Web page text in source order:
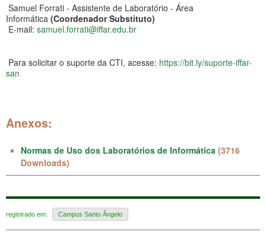
Samuel Forrati - Assistente de Laboratório - Área
Informática (Coordenador Substituto)
E-mail: samuel.forrati@iffar.edu.br
Para solicitar o suporte da CTI, acesse: https://bit.ly/suporte-iffar-
san
Anexos:
Normas de Uso dos Laboratórios de Informática (3716
Downloads)
registrado em: Campus Santo Ângelo